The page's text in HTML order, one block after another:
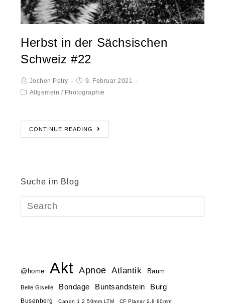
Herbst in der Sächsischen
Schweiz #22
Jochen Petry
9. Februar 2021
Allgemein / Photographie
CONTINUE READING
Suche im Blog
@home Akt Apnoe Atlantik Baum
Belle Giselle Bondage Buntsandstein Burg
Busenberg Canon 1.2 50mm LTM CF Planar 2.8 80mm